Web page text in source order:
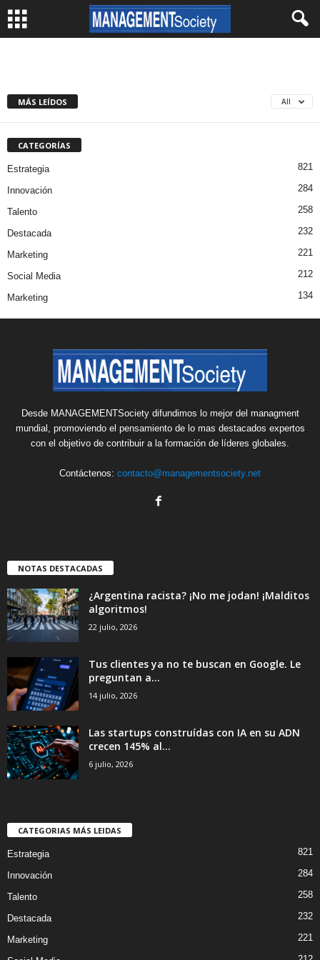
MÁS LEÍDOS All
CATEGORÍAS
Estrategia 821
Innovación 284
Talento 258
Destacada 232
Marketing 221
Social Media 212
Marketing 134
Desde MANAGEMENTSociety difundimos lo mejor del managment
mundial, promoviendo el pensamiento de lo mas destacados expertos
con el objetivo de contribuir a la formación de líderes globales.
Contáctenos: contacto@managementsociety.net
NOTAS DESTACADAS
¿Argentina racista? ¡No me jodan! ¡Malditos
algoritmos!
22 julio, 2026
Tus clientes ya no te buscan en Google. Le
preguntan a...
14 julio, 2026
Las startups construídas con IA en su ADN
crecen 145% al...
6 julio, 2026
CATEGORIAS MÁS LEIDAS
Estrategia 821
Innovación 284
Talento 258
Destacada 232
Marketing 221